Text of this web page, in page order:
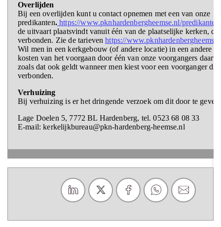
Overlijden
Bij een overlijden kunt u contact opnemen met een van onze
predikanten. https://www.pknhardenbergheemse.nl/
de uitvaart plaatsvindt vanuit één van de plaatselijke kerken,
verbonden. Zie de tarievenhttps://
Wil men in een kerkgebouw (of andere locatie) in een andere
kosten van het voorgaan door één van onze voorgangers
zoals dat ook geldt wanneer men kiest voor een voorganger die
verbonden.
Verhuizing
Bij verhuizing is er het dringende verzoek om dit door te
Lage Doelen 5, 7772 BL Hardenberg, tel. 0523 68 08 33
E-mail: kerkelijkbureau@pkn-hardenberg-heemse.nl